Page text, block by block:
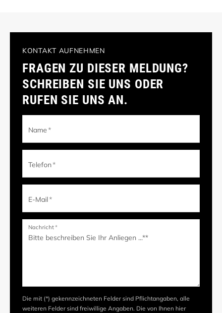
KONTAKT AUFNEHMEN
FRAGEN ZU DIESER MELDUNG?
SCHREIBEN SIE UNS ODER
RUFEN SIE UNS AN.
Name*
Telefon*
E-Mail*
Nachricht*
Die mit (*) gekennzeichneten Felder sind Pflichtangaben, alle
weiteren Felder sind freiwillige Angaben. Die von Ihnen hier